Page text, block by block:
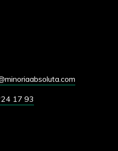
17 93